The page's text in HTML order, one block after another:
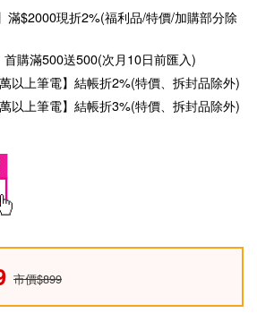
滿$2000現折2%(福利品/特價/加購部分除
首購滿500送500(次月10日前匯入)
以上筆電】結帳折2%(特價、拆封品除外)
以上筆電】結帳折3%(特價、拆封品除外)
市價$899